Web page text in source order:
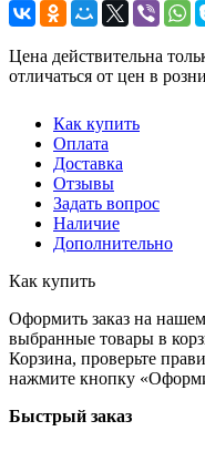
Цена действительна
отличаться от цен в
Как купить
Оплата
Доставка
Отзывы
Задать вопрос
Наличие
Дополнительно
Как купить
Оформить заказ на
выбранные товары в
Корзина, проверьте
нажмите кнопку
Быстрый заказ